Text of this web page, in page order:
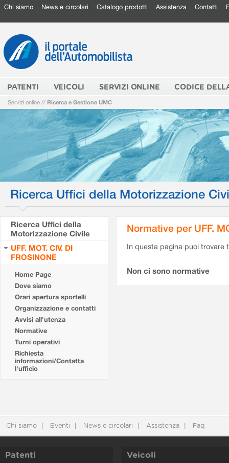
Chi siamo News e circolari Catalogo prodotti Assistenza Contatti
PATENTI VEICOLI SERVIZI ONLINE CODICE
Servizi online // Ricerca e Gestione UMC
Ricerca Uffici della Motorizzazione
Ricerca Uffici della
Motorizzazione Civile
UFF. MOT. CIV. DI
FROSINONE
Home Page
Dove siamo
Orari apertura sportelli
Organizzazione e contatti
Avvisi all'utenza
Normative
Turni operativi
Richiesta
informazioni/Contatta
l'ufficio
Normative per UFF.
In questa pagina puoi
Non ci sono normative
Chi siamo Eventi News e circolari Assistenza Faq
Patenti Veicoli